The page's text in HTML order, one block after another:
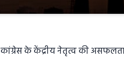
कांग्रेस के केंद्रीय नेतृत्व की